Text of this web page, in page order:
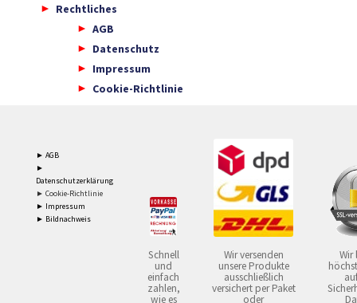
Rechtliches
AGB
Datenschutz
Impressum
Cookie-Richtlinie
► AGB
►
Datenschutzerklärung
► Cookie-Richtlinie
► Impressum
► Bildnachweis
Schnell
und
einfach
zahlen,
wie es
Wir versenden
unsere Produkte
ausschließlich
versichert per Paket
oder
Wir